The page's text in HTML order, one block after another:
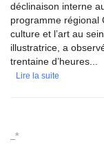
déclinaison interne
programme régional
culture et l’art au
illustratrice, a
trentaine d’heures...
Lire la suite
_*